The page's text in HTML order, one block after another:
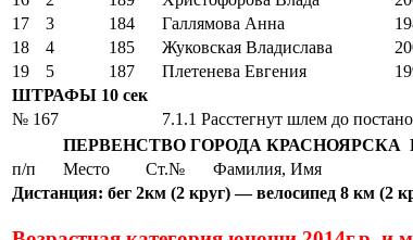
17
3 184 Галлямова Анна
18
4 185 Жуковская Владислава
19
5 187 Плетенева Евгения
ШТРАФЫ 10 сек
№ 167
7.1.1 Расстегнут шлем до
ПЕРВЕНСТВО ГОРОДА
п/п
Место Ст.№ Фамилия, Имя
Дистанция: бег 2км (2 круг) — велосипед 8 км (2